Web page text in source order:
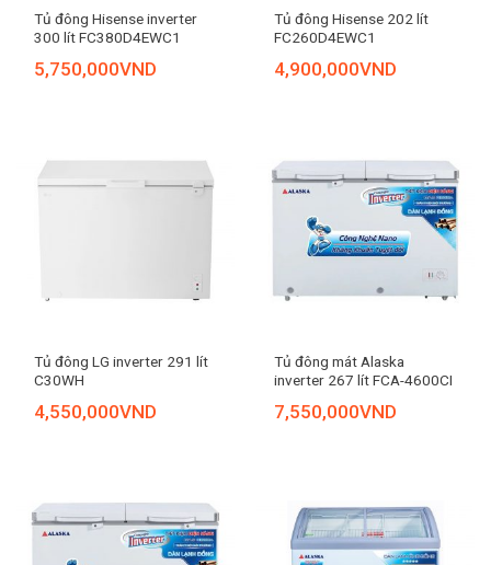
Tủ đông Hisense inverter
300 lít FC380D4EWC1
5,750,000VND
Tủ đông Hisense 202 lít
FC260D4EWC1
4,900,000VND
Tủ đông LG inverter 291 lít
C30WH
4,550,000VND
Tủ đông mát Alaska
inverter 267 lít FCA-4600CI
7,550,000VND